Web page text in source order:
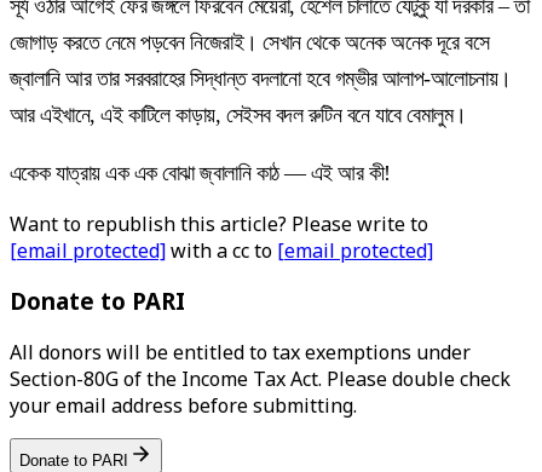
সূর্য ওঠার আগেই ফের জঙ্গলে ফিরবেন মেয়েরা, হেঁশেল চালাতে যেটুকু যা দরকার – তা
জোগাড় করতে নেমে পড়বেন নিজেরাই। সেখান থেকে অনেক অনেক দূরে বসে
জ্বালানি আর তার সরবরাহের সিদ্ধান্ত বদলানো হবে গম্ভীর আলাপ-আলোচনায়।
আর এইখানে, এই কাটিলে কাড়ায়, সেইসব বদল রুটিন বনে যাবে বেমালুম।
একেক যাত্রায় এক এক বোঝা জ্বালানি কাঠ — এই আর কী!
Want to republish this article? Please write to
[email protected]with a cc to [email protected]
Donate to PARI
All donors will be entitled to tax exemptions under
Section-80G of the Income Tax Act. Please double check
your email address before submitting.
Donate to PARI